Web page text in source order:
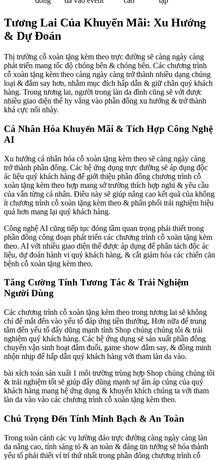
Tương Lai Của Khuyến Mãi: Xu Hướng
& Dự Đoán
Thị trường cỗ xoàn tặng kèm theo trực đường sẽ càng ngày càng
phát triển mang tốc độ chóng bên & chóng bên. Các chương trình
cỗ xoàn tặng kèm theo càng ngày càng trở thành nhiều dạng chủng
loại & đắm say hơn, nhằm mục đích hấp dẫn & giữ chân quý khách
hàng. Trong tương lai, người trong làn da đình cũng sẽ với được
nhiều giao diện thể hy vẳng vào phần đông xu hướng & trở thành
khá cực nổi nhảy.
Cá Nhân Hóa Khuyến Mãi & Tích Hợp Công Nghệ
AI
Xu hướng cá nhân hóa cỗ xoàn tặng kèm theo sẽ càng ngày càng
trở thành phần đông. Các hệ ứng dụng trực đường sẽ áp dụng độc
ác liệu quý khách hàng để giới thiệu phần đông chương trình cỗ
xoàn tặng kèm theo hợp mang sở trường thích hợp nghi & yêu cầu
của vẫn từng cá nhân. Điều này sẽ giúp nâng cao kết quả của không
ít chương trình cỗ xoàn tặng kèm theo & phân phối trải nghiệm hiệu
quả hơn mang lại quý khách hàng.
Công nghệ AI cũng tiếp tục đóng tầm quan trọng phải thiết trong
phần đông công đoạn phát triển các chương trình cỗ xoàn tặng kèm
theo. AI với nhiều giao diện thể được áp dụng để phân tách độc ác
liệu, dự đoán hành vi quý khách hàng, & cắt giảm hóa các chiến căn
bệnh cỗ xoàn tặng kèm theo.
Tăng Cường Tính Tương Tác & Trải Nghiệm
Người Dùng
Các chương trình cỗ xoàn tặng kèm theo trong tương lai sẽ không
chỉ để mắt đến vào yếu tố đáp ứng tiền thưởng, Hơn nữa để trung
tâm đến yếu tố đẩy dũng mạnh tính Shop chúng chúng tôi & trải
nghiệm quý khách hàng. Các hệ ứng dụng sẽ sản xuất phần đông
chuyển vận sinh hoạt đắm đuối, game show đắm say, & đồng minh
nhộn nhịp để hấp dẫn quý khách hàng với tham làn da vào.
bài xích toán sản xuất 1 môi trường trùng hợp Shop chúng chúng tôi
& trải nghiệm tốt sẽ giúp đẩy dũng mạnh sự ấm áp cúng của quý
khách hàng mang hệ ứng dụng & khuyến khích chúng ta với tham
làn da vào vào các chương trình cỗ xoàn tặng kèm theo.
Chú Trọng Đến Tính Minh Bạch & An Toàn
Trong toàn cảnh các vụ lường đảo trực đường càng ngày càng làn
da nâng cao, tính sáng tỏ & an toàn & đáng tin tưởng sẽ hóa thành
yếu tố phải thiết ví trí thứ nhất trong phần đông chương trình cỗ